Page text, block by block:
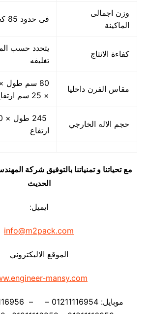
وزن اجمالى
الماكينة
فى حدود 85 كجم
كفاءة الانتاج
يتحدد حسب
تغليفه
مقاس الفرن داخليا
× 25 سم ارتفاع
حجم الاله الخارجي
ارتفاع
مع تحياتنا و تمنياتنا بالتوفيق شركة
الحديث
ايميل:
info@m2pack.com
الموقع الاليكتروني
mansy.com